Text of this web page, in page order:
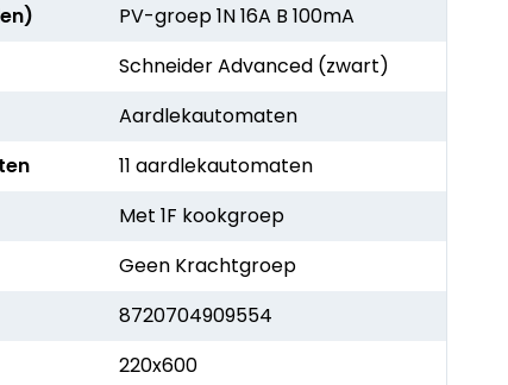
PV-groep 1N 16A B 100mA
Schneider Advanced (zwart)
Aardlekautomaten
11 aardlekautomaten
Met 1F kookgroep
Geen Krachtgroep
8720704909554
220x600